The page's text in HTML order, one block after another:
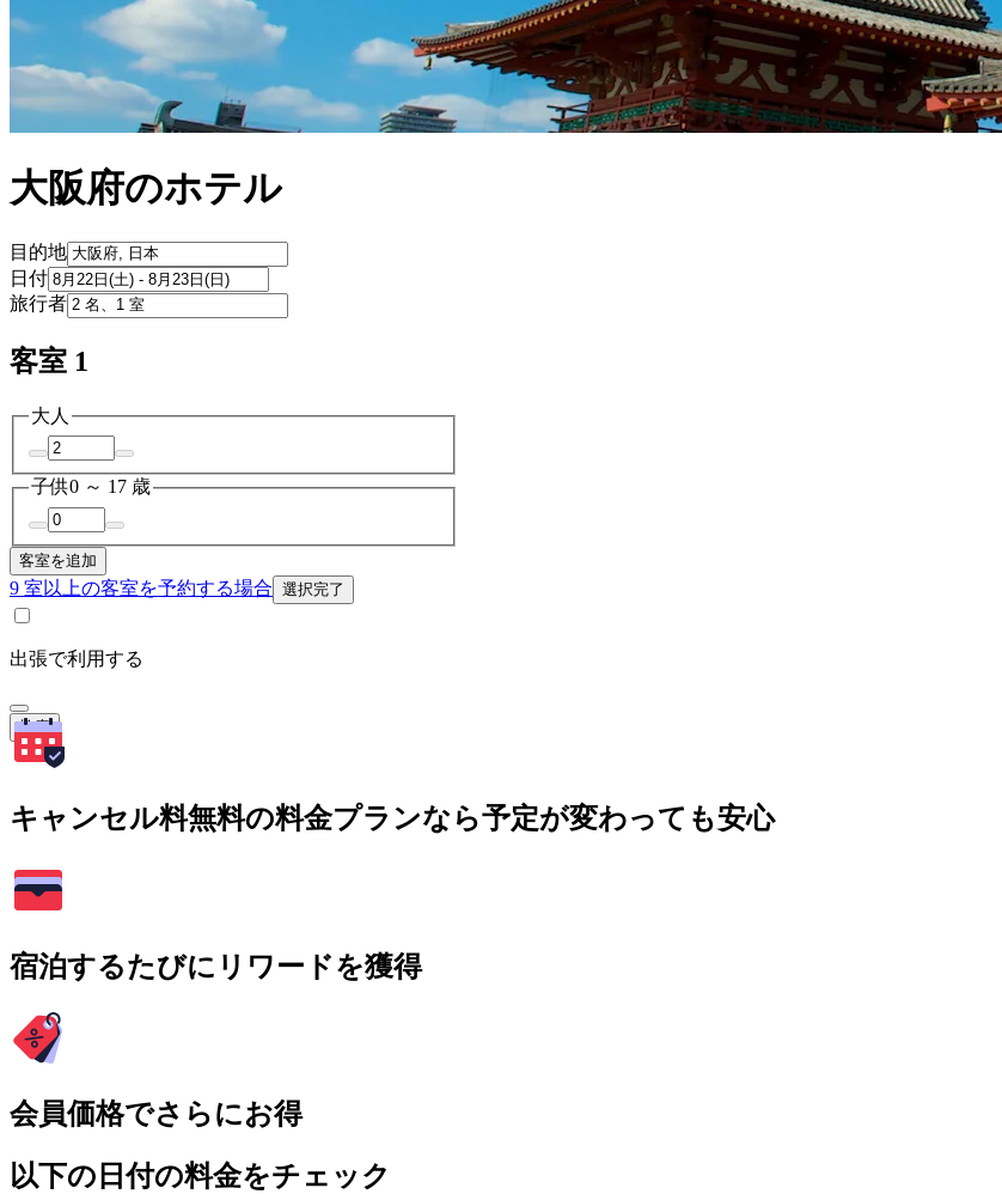
大阪府のホテル
目的地
日付
旅行者
客室 1
大人
子供0 ～ 17 歳
客室を追加
9 室以上の客室を予約する場合 選択完了
出張で利用する
検索
キャンセル料無料の料金プランなら予定が変わっても安心
宿泊するたびにリワードを獲得
会員価格でさらにお得
以下の日付の料金をチェック